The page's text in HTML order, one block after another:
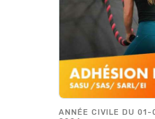
ANNÉE CIVILE DU